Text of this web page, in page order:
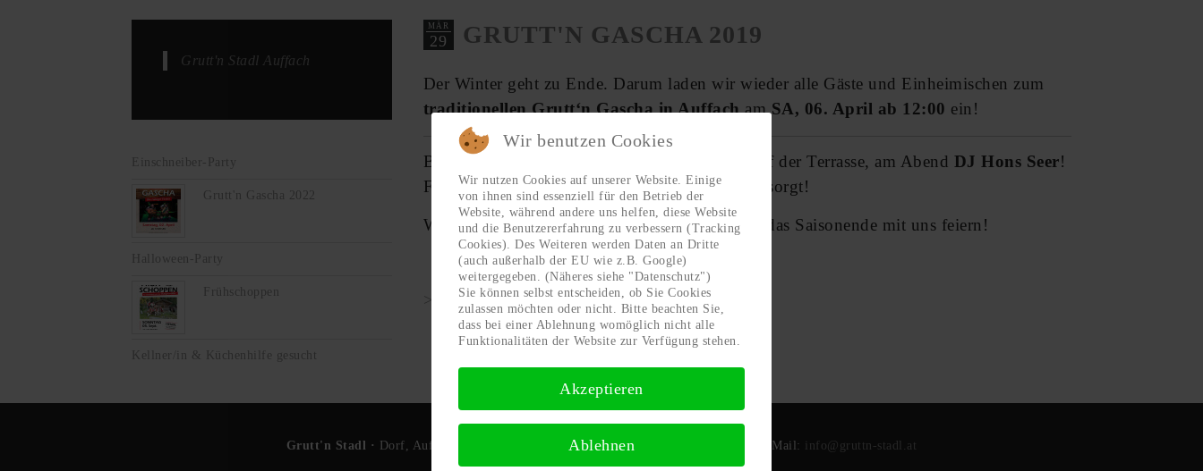
MÄR
29 GRUTT'N GASCHA 2019
Der Winter geht zu Ende. Darum laden wir wieder alle Gäste und Einheimischen zum
traditionellen Grutt‘n Gascha in AuffachamSA, 06. April ab 12:00 ein!
Bei Schönwetter am Nachmittag Live Musik auf der Terrasse, am Abend DJ Hons Seer!
Für Speis & Trank ist natürlich auch bestens gesorgt!
Wir freuen uns, wenn viele vorbeischauen und das Saisonende mit uns feiern!
>> Die Veranstaltung auf Facebook <<
Grutt'n Stadl Auffach
Einschneiber-Party
Grutt'n Gascha 2022
Halloween-Party
Frühschoppen
Kellner/in & Küchenhilfe gesucht
Grutt'n Stadl · Dorf, Auffach 345 A-6313 Wildschönau·Tel. +43 (0)664 1218799 Mail: info@gruttn-stadl.at
Wir benutzen Cookies
Wir nutzen Cookies auf unserer Website. Einige
von ihnen sind essenziell für den Betrieb der
Website, während andere uns helfen, diese Website
und die Benutzererfahrung zu verbessern (Tracking
Cookies). Des Weiteren werden Daten an Dritte
(auch außerhalb der EU wie z.B. Google)
weitergegeben. (Näheres siehe "Datenschutz")
Sie können selbst entscheiden, ob Sie Cookies
zulassen möchten oder nicht. Bitte beachten Sie,
dass bei einer Ablehnung womöglich nicht alle
Funktionalitäten der Website zur Verfügung stehen.
Akzeptieren
Ablehnen